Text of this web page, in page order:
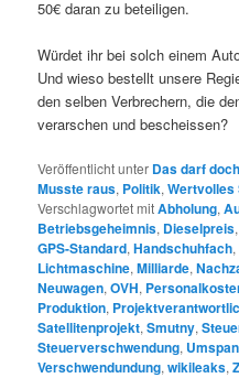
50€ daran zu beteiligen.
Würdet ihr bei solch einem
Und wieso bestellt unsere
den selben Verbrechern, die
verarschen und bescheissen?
Veröffentlicht unter Das darf
Musste raus, Politik,Wertvolles
Verschlagwortet mitAbholung,
Betriebsgeheimnis, Dieselpreis,
GPS-Standard,Handschuhfach,
Lichtmaschine,Milliarde,
Neuwagen,OVH,
Produktion,
Satellitenprojekt,Smutny,
Steuerverschwendung,
Verschwendundung,wikileaks,